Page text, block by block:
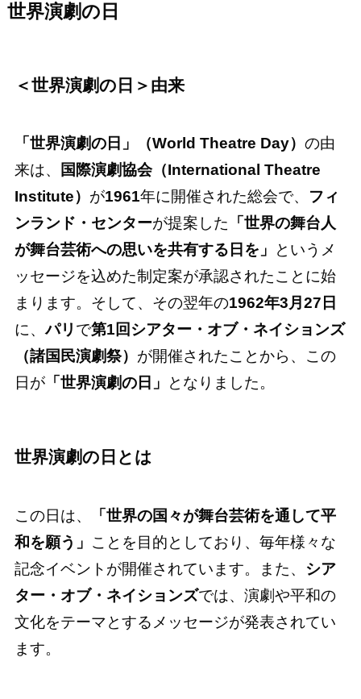
世界演劇の日
＜世界演劇の日 ＞由来
「世界演劇の日」（World Theatre Day） の由
来は、
国際演劇協会（International Theatre
Institute） が1961年に開催された総会で、 フィ
ンランド・センターが提案した 「世界の舞台人
が舞台芸術への思いを共有する日を」
というメ
ッセージを込めた制定案が承認されたことに始
まります。そして、その翌年の1962年3月27日
に、パリ で第1回シアター・オブ・ネイションズ
（諸国民演劇祭） が開催されたことから、この
日が「世界演劇の日」 となりました。
世界演劇の日 とは
この日は、
「世界の国々が舞台芸術を通して平
和を願う」 ことを目的としており、毎年様々な
記念イベントが開催されています。また、 シア
ター・オブ・ネイションズでは、演劇や平和の
文化をテーマとするメッセージが発表されてい
ます。